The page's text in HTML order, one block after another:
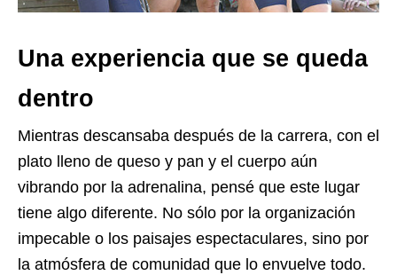
Una experiencia que se queda
dentro
Mientras descansaba después de la carrera, con el
plato lleno de queso y pan y el cuerpo aún
vibrando por la adrenalina, pensé que este lugar
tiene algo diferente. No sólo por la organización
impecable o los paisajes espectaculares, sino por
la atmósfera de comunidad que lo envuelve todo.